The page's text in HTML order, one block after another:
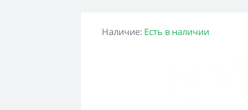
Наличие: Есть в наличии